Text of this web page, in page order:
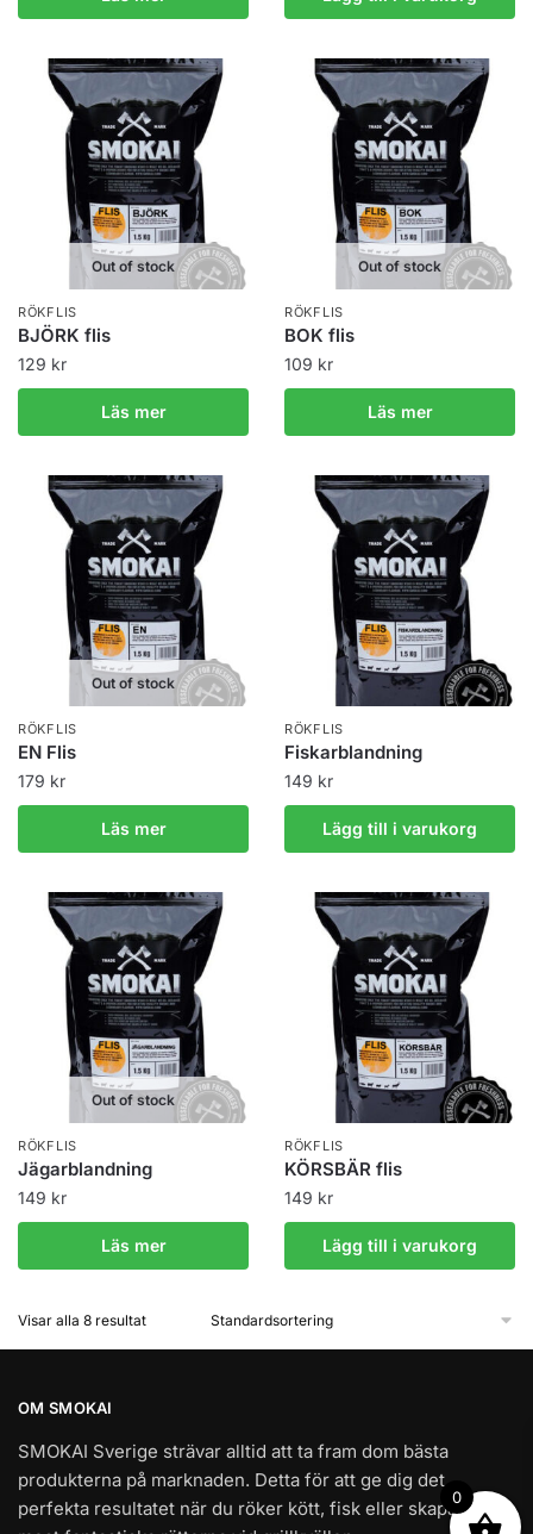
Out of stock
RÖKFLIS
BJÖRK flis
129 kr
Läs mer
Out of stock
RÖKFLIS
BOK flis
109 kr
Läs mer
Out of stock
RÖKFLIS
EN Flis
179 kr
Läs mer
RÖKFLIS
Fiskarblandning
149 kr
Lägg till i varukorg
Out of stock
RÖKFLIS
Jägarblandning
149 kr
Läs mer
RÖKFLIS
KÖRSBÄR flis
149 kr
Lägg till i varukorg
Visar alla 8 resultat
OM SMOKAI
SMOKAI Sverige strävar alltid att ta fram dom bästa
produkterna på marknaden. Detta för att ge dig det
perfekta resultatet när du röker kött, fisk eller skapar dom
0